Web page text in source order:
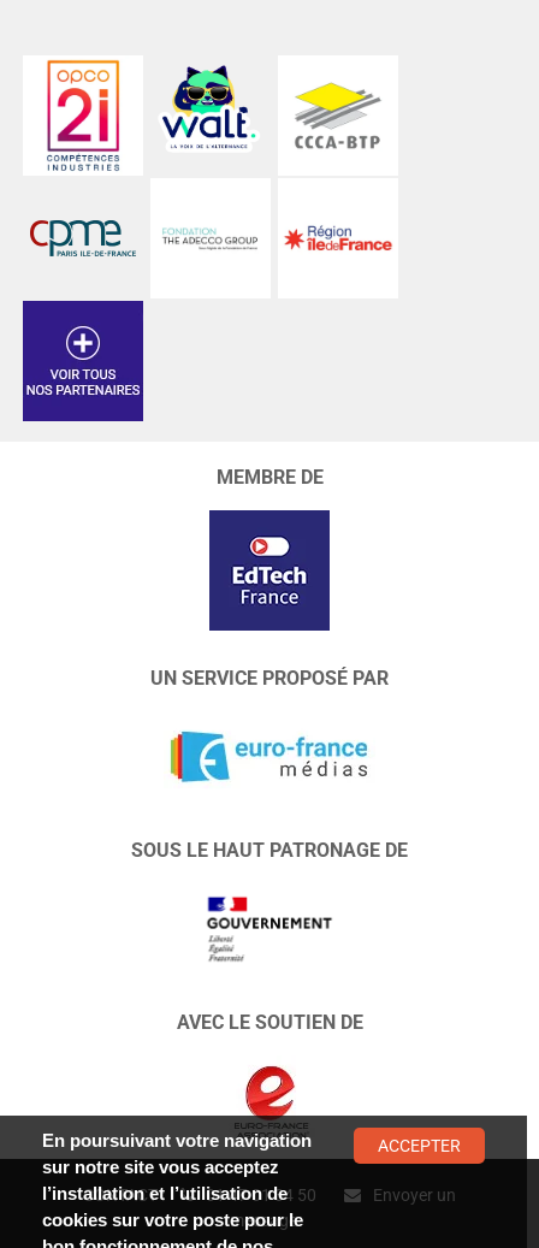
MEMBRE DE
UN SERVICE PROPOSÉ PAR
SOUS LE HAUT PATRONAGE DE
AVEC LE SOUTIEN DE
CONTACT : 01 47 01 34 50
Envoyer un
message
En poursuivant votre navigation
sur notre site vous acceptez
l’installation et l’utilisation de
cookies sur votre poste pour le
ACCEPTER